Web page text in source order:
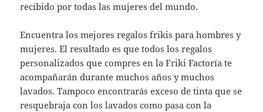
recibido por todas las mujeres del mundo.
Encuentra los mejores regalos frikis para hombres y
mujeres. El resultado es que todos los regalos
personalizados que compres en la Friki Factoría te
acompañarán durante muchos años y muchos
lavados. Tampoco encontrarás exceso de tinta que se
resquebraja con los lavados como pasa con la